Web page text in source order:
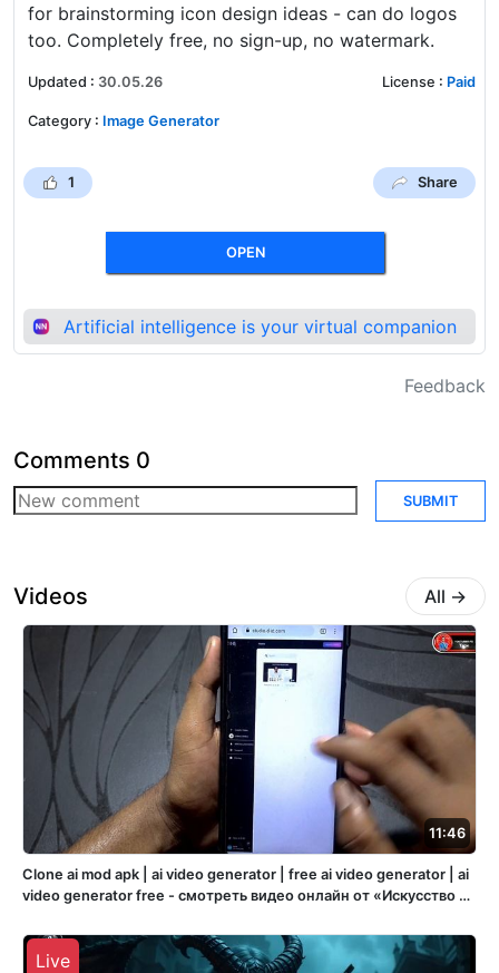
for brainstorming icon design ideas - can do logos
too. Completely free, no sign-up, no watermark.
Updated : 30.05.26 License : Paid
Category : Image Generator
Share
1
OPEN
Artificial intelligence is your virtual companion
Feedback
Comments 0
SUBMIT
Videos All →
11:46
Clone ai mod apk | ai video generator | free ai video generator | ai
video generator free - смотреть видео онлайн от «Искусство и
декабря 2023 года в 21:50:12 00:11:46.
Live